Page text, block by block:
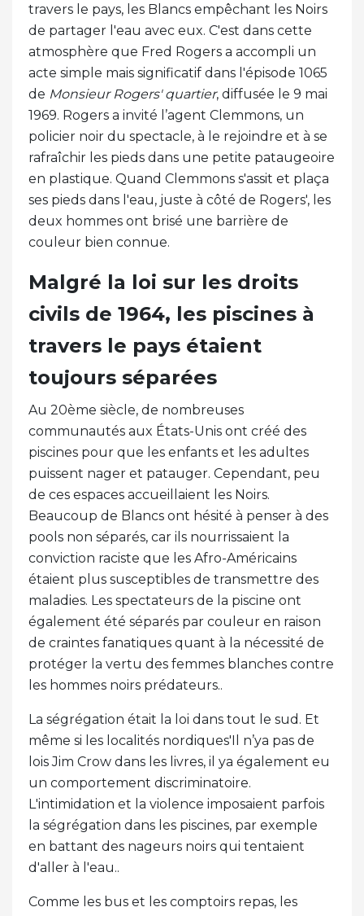
travers le pays, les Blancs empêchant les Noirs
de partager l'eau avec eux. C'est dans cette
atmosphère que Fred Rogers a accompli un
acte simple mais significatif dans l'épisode 1065
de Monsieur Rogers' quartier, diffusée le 9 mai
1969. Rogers a invité l’agent Clemmons, un
policier noir du spectacle, à le rejoindre et à se
rafraîchir les pieds dans une petite pataugeoire
en plastique. Quand Clemmons s'assit et plaça
ses pieds dans l'eau, juste à côté de Rogers', les
deux hommes ont brisé une barrière de
couleur bien connue.
Malgré la loi sur les droits
civils de 1964, les piscines à
travers le pays étaient
toujours séparées
Au 20ème siècle, de nombreuses
communautés aux États-Unis ont créé des
piscines pour que les enfants et les adultes
puissent nager et patauger. Cependant, peu
de ces espaces accueillaient les Noirs.
Beaucoup de Blancs ont hésité à penser à des
pools non séparés, car ils nourrissaient la
conviction raciste que les Afro-Américains
étaient plus susceptibles de transmettre des
maladies. Les spectateurs de la piscine ont
également été séparés par couleur en raison
de craintes fanatiques quant à la nécessité de
protéger la vertu des femmes blanches contre
les hommes noirs prédateurs..
La ségrégation était la loi dans tout le sud. Et
même si les localités nordiques'Il n’ya pas de
lois Jim Crow dans les livres, il ya également eu
un comportement discriminatoire.
L'intimidation et la violence imposaient parfois
la ségrégation dans les piscines, par exemple
en battant des nageurs noirs qui tentaient
d'aller à l'eau..
Comme les bus et les comptoirs repas, les